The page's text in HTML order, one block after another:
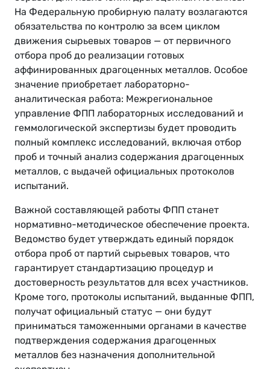
На Федеральную пробирную палату возлагаются
обязательства по контролю за всем циклом
движения сырьевых товаров — от первичного
отбора проб до реализации готовых
аффинированных драгоценных металлов. Особое
значение приобретает лабораторно-
аналитическая работа: Межрегиональное
управление ФПП лабораторных исследований и
геммологической экспертизы будет проводить
полный комплекс исследований, включая отбор
проб и точный анализ содержания драгоценных
металлов, с выдачей официальных протоколов
испытаний.
Важной составляющей работы ФПП станет
нормативно-методическое обеспечение проекта.
Ведомство будет утверждать единый порядок
отбора проб от партий сырьевых товаров, что
гарантирует стандартизацию процедур и
достоверность результатов для всех участников.
Кроме того, протоколы испытаний, выданные ФПП,
получат официальный статус — они будут
приниматься таможенными органами в качестве
подтверждения содержания драгоценных
металлов без назначения дополнительной